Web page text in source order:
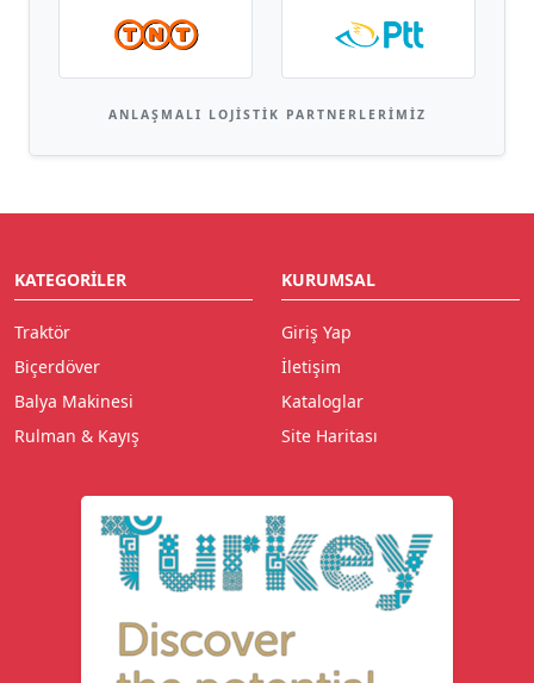
ANLAŞMALI LOJISTIK PARTNERLERIMIZ
KATEGORILER
Traktör
Biçerdöver
Balya Makinesi
Rulman & Kayış
KURUMSAL
Giriş Yap
İletişim
Kataloglar
Site Haritası